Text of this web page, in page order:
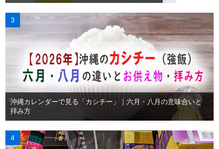
沖縄カレンダーで見る「カシチー」｜六月・八月の意味合いと
拝み方